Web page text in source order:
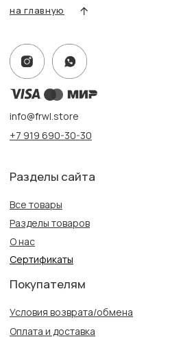
Политика конфиденциальности
Публичная оферта
ПН-ВС с 10:00 до 22:00